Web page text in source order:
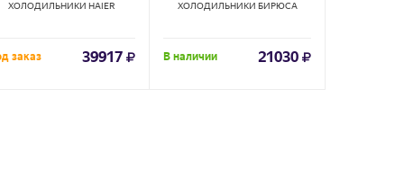
ХОЛОДИЛЬНИКИ HAIER
заказ 39917
ХОЛОДИЛЬНИКИ БИРЮСА
В наличии 21030